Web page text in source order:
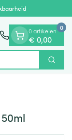
Zoek
0 artikelen
€ 0,00
0